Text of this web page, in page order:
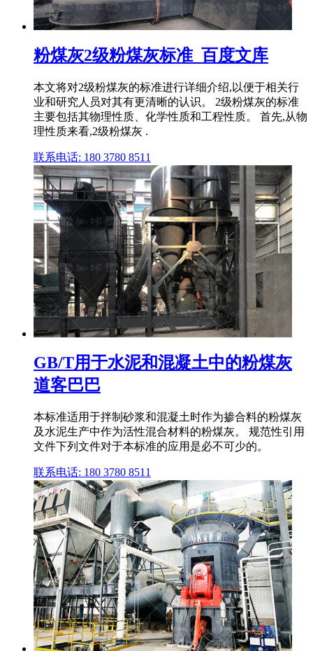
粉煤灰2级粉煤灰标准_百度文库
本文将对2级粉煤灰的标准进行详细介绍,以便于相关行
业和研究人员对其有更清晰的认识。 2级粉煤灰的标准
主要包括其物理性质、化学性质和工程性质。 首先,从物
理性质来看,2级粉煤灰 .
联系电话: 180 3780 8511
GB/T用于水泥和混凝土中的粉煤灰
道客巴巴
本标准适用于拌制砂浆和混凝土时作为掺合料的粉煤灰
及水泥生产中作为活性混合材料的粉煤灰。 规范性引用
文件下列文件对于本标准的应用是必不可少的。
联系电话: 180 3780 8511